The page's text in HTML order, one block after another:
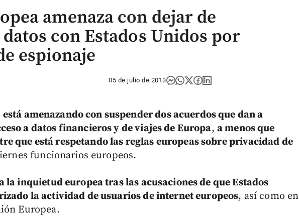
amenaza con dejar de
con Estados Unidos por
espionaje
05 de julio de 2013
está amenazando con suspender dos acuerdos que dan a
a datos financieros y de viajes de Europa, a menos que
que está respetando las reglas europeas sobre privacidad de
funcionarios europeos.
la inquietud europea tras las acusaciones de que Estados
la actividad de usuarios de internet europeos, así como en
Europea.